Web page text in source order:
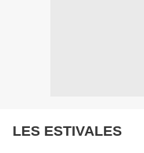
LES ESTIVALES